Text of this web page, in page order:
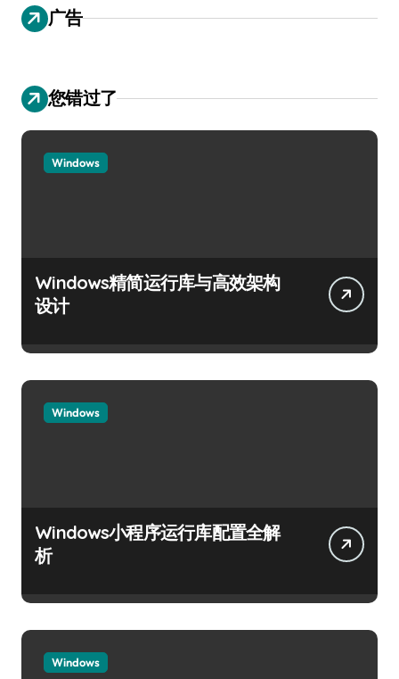
广告
您错过了
Windows
Windows精简运行库与高效架构
设计
Windows
Windows小程序运行库配置全解
析
Windows